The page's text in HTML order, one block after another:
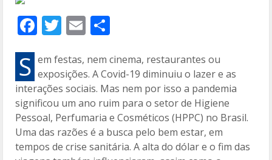
F
ac
e
b
o
o
k
T
w
itt
er
E
m
ai
l
m
p
ar
til
h
S em festas, nem cinema, restaurantes ou
exposições. A Covid-19 diminuiu o lazer e as
interações sociais. Mas nem por isso a pandemia
significou um ano ruim para o setor de Higiene
Pessoal, Perfumaria e Cosméticos (HPPC) no Brasil.
Uma das razões é a busca pelo bem estar, em
tempos de crise sanitária. A alta do dólar e o fim das